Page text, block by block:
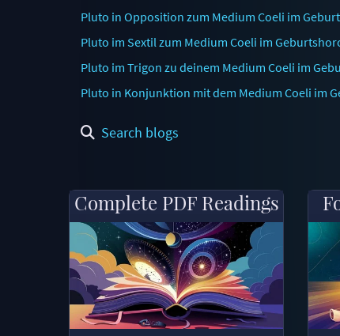
Pluto in Opposition zum Medium Coeli im
Pluto im Sextil zum Medium Coeli im
Pluto im Trigon zu deinem Medium Coeli im
Pluto in Konjunktion mit dem Medium Coeli im
Search blogs
Complete PDF Readings